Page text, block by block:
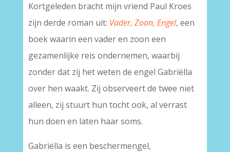
Kortgeleden bracht mijn vriend Paul Kroes
zijn derde roman uit: Vader, Zoon, Engel, een
boek waarin een vader en zoon een
gezamenlijke reis ondernemen, waarbij
zonder dat zij het weten de engel Gabriëlla
over hen waakt. Zij observeert de twee niet
alleen, zij stuurt hun tocht ook, al verrast
hun doen en laten haar soms.
Gabriëlla is een beschermengel,